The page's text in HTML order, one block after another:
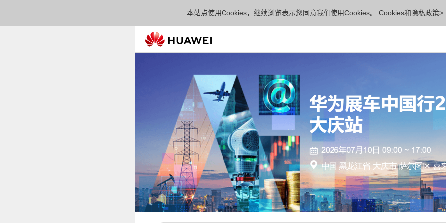
本站点使用Cookies，继续浏览表示您同意我们使用Cookies。 Cookies和隐私政策>